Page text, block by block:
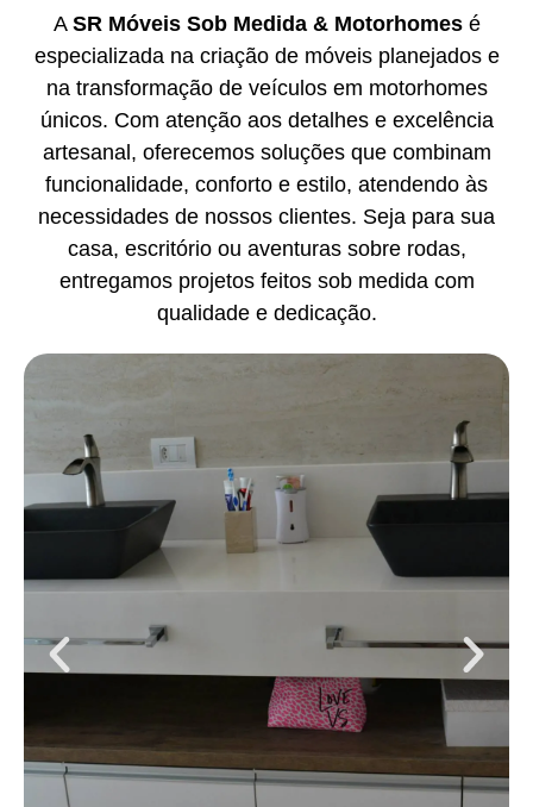
A SR Móveis Sob Medida & Motorhomesé
especializada na criação de móveis planejados e
na transformação de veículos em motorhomes
únicos. Com atenção aos detalhes e excelência
artesanal, oferecemos soluções que combinam
funcionalidade, conforto e estilo, atendendo às
necessidades de nossos clientes. Seja para sua
casa, escritório ou aventuras sobre rodas,
entregamos projetos feitos sob medida com
qualidade e dedicação.